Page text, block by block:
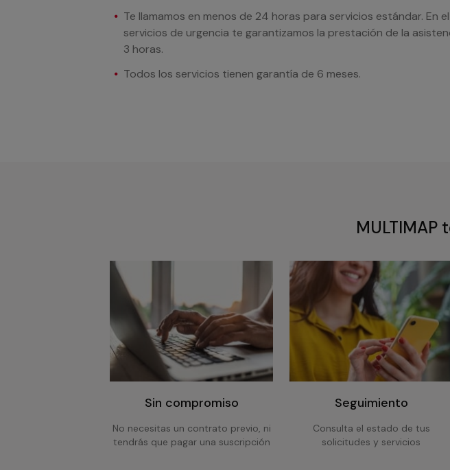
Te llamamos en menos de 24 horas para servicios estándar. En
servicios de urgencia te garantizamos la prestación de la
3 horas.
Todos los servicios tienen garantía de 6 meses.
MULTIMAP
Sin compromiso
No necesitas un contrato previo, ni
tendrás que pagar una suscripción
Seguimiento
Consulta el estado de tus
solicitudes y servicios